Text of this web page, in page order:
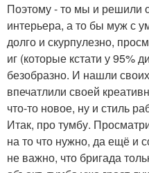
Поэтому - то мы и решили
интерьера, а то бы муж с
долго и скурпулезно,
иг (которые кстати у 95%
безобразно. И нашли
впечатлили своей
что-то новое, ну и стиль
Итак, про тумбу.
на то что нужно, да ещё и
не важно, что бригада